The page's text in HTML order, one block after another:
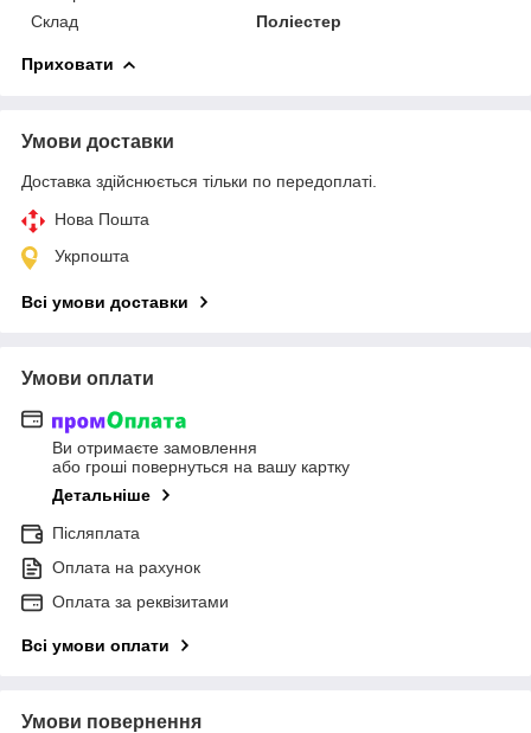
Склад
Поліестер
Приховати
Умови доставки
Доставка здійснюється тільки по передоплаті.
Нова Пошта
Укрпошта
Всі умови доставки
Умови оплати
Ви отримаєте замовлення
або гроші повернуться на вашу картку
Детальніше
Післяплата
Оплата на рахунок
Оплата за реквізитами
Всі умови оплати
Умови повернення